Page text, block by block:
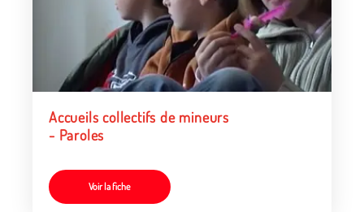
Accueils collectifs de mineurs
- Paroles
Voir la fiche